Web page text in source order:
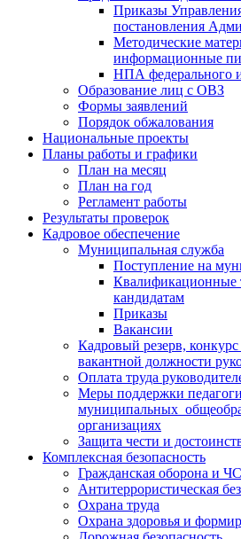
Приказы
постановления
Методические
информационные
НПА федерального
Образование лиц с ОВЗ
Формы заявлений
Порядок обжалования
Национальные проекты
Планы работы и графики
План на месяц
План на год
Регламент работы
Результаты проверок
Кадровое обеспечение
Муниципальная служба
Поступление на
Квалификационные
кандидатам
Приказы
Вакансии
Кадровый резерв,
вакантной должности
Оплата труда
Меры поддержки
муниципальных
организациях
Защита чести и
Комплексная безопасность
Гражданская оборона и ЧС
Антитеррористическая
Охрана труда
Охрана здоровья и